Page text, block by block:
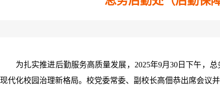
为扎实推进后勤服务高质量发展，2025年9月30日下午，
现代化校园治理新格局。校党委常委、副校长高佃恭出席会议